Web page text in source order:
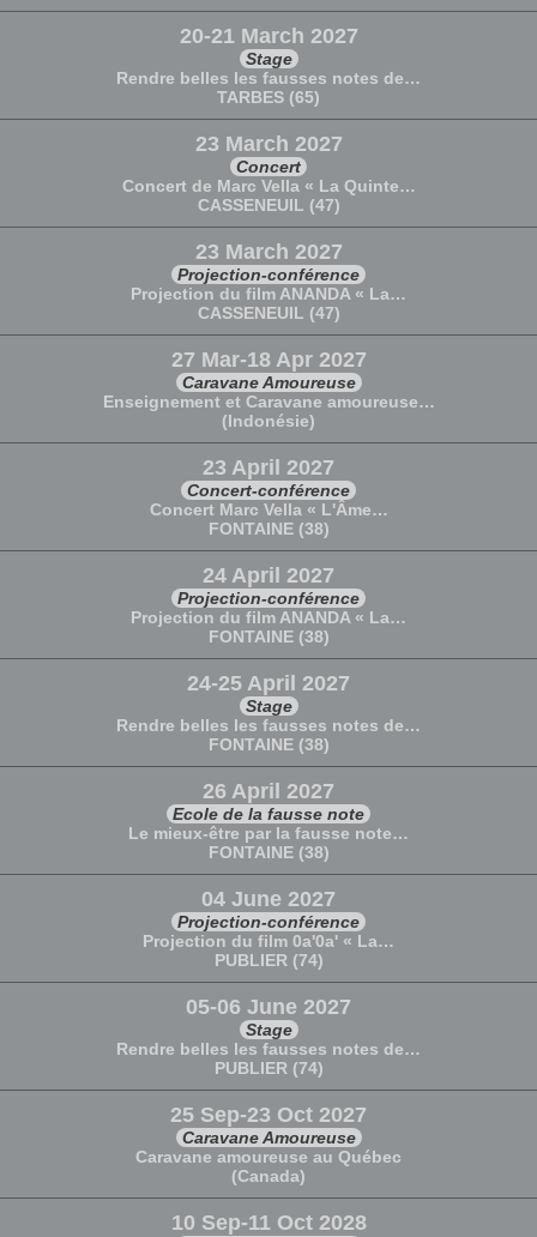
20-21 March 2027
Stage
Rendre belles les fausses notes de…
TARBES (65)
23 March 2027
Concert
Concert de Marc Vella « La Quinte…
CASSENEUIL (47)
23 March 2027
Projection-conférence
Projection du film ANANDA « La…
CASSENEUIL (47)
27 Mar-18 Apr 2027
Caravane Amoureuse
Enseignement et Caravane amoureuse…
(Indonésie)
23 April 2027
Concert-conférence
Concert Marc Vella « L'Âme…
FONTAINE (38)
24 April 2027
Projection-conférence
Projection du film ANANDA « La…
FONTAINE (38)
24-25 April 2027
Stage
Rendre belles les fausses notes de…
FONTAINE (38)
26 April 2027
Ecole de la fausse note
Le mieux-être par la fausse note…
FONTAINE (38)
04 June 2027
Projection-conférence
Projection du film 0a'0a' « La…
PUBLIER (74)
05-06 June 2027
Stage
Rendre belles les fausses notes de…
PUBLIER (74)
25 Sep-23 Oct 2027
Caravane Amoureuse
Caravane amoureuse au Québec
(Canada)
10 Sep-11 Oct 2028